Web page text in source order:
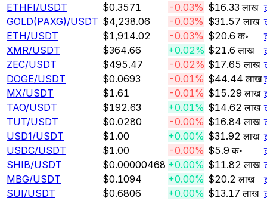
ETHFI/USDT $0.3571 -0.03% $16.33 लाख
GOLD(PAXG)/USDT $4,238.06 -0.03% $31.57 लाख
ETH/USDT $1,914.02 -0.03% $20.6 क॰
XMR/USDT $364.66 +0.02% $21.6 लाख
ZEC/USDT $495.47 -0.02% $17.65 लाख
DOGE/USDT $0.0693 -0.01% $44.44 लाख
MX/USDT $1.61 -0.01% $15.29 लाख
TAO/USDT $192.63 +0.01% $14.62 लाख
TUT/USDT $0.0280 -0.00% $16.84 लाख
USD1/USDT $1.00 +0.00% $31.92 लाख
USDC/USDT $1.00 -0.00% $5.9 क॰
SHIB/USDT $0.00000468 +0.00% $11.82 लाख
MBG/USDT $0.1094 +0.00% $20.2 लाख
SUI/USDT $0.6806 +0.00% $13.17 लाख